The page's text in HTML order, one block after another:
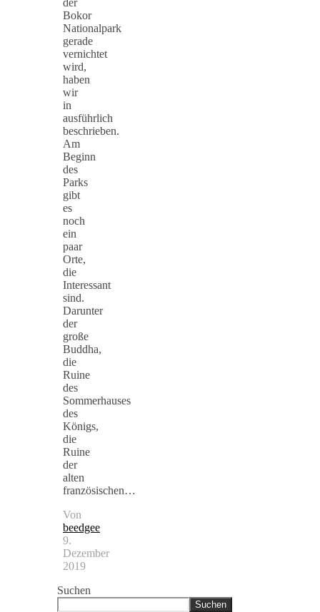
der
Bokor
Nationalpark
gerade
vernichtet
wird,
haben
wir
in
ausführlich
beschrieben.
Am
Beginn
des
Parks
gibt
es
noch
ein
paar
Orte,
die
Interessant
sind.
Darunter
der
große
Buddha,
die
Ruine
des
Sommerhauses
des
Königs,
die
Ruine
der
alten
französischen…
Von
beedgee
9.
Dezember
2019
Suchen
Suchen